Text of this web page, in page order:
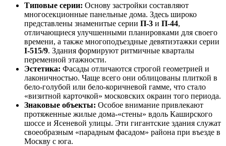
Типовые серии: Основу застройки составляют
многосекционные панельные дома. Здесь широко
представлены знаменитые серии П-3 и П-44,
отличающиеся улучшенными планировками для своего
времени, а также многоподъездные девятиэтажки серии
I-515/9. Здания формируют ритмичные кварталы
переменной этажности.
Эстетика: Фасады отличаются строгой геометрией и
лаконичностью. Чаще всего они облицованы плиткой в
бело-голубой или бело-коричневой гамме, что стало
«визитной карточкой» московских окраин того периода.
Знаковые объекты: Особое внимание привлекают
протяженные жилые дома-«стены» вдоль Каширского
шоссе и Ясеневой улицы. Эти гигантские здания служат
своеобразным «парадным фасадом» района при въезде в
Москву с юга.